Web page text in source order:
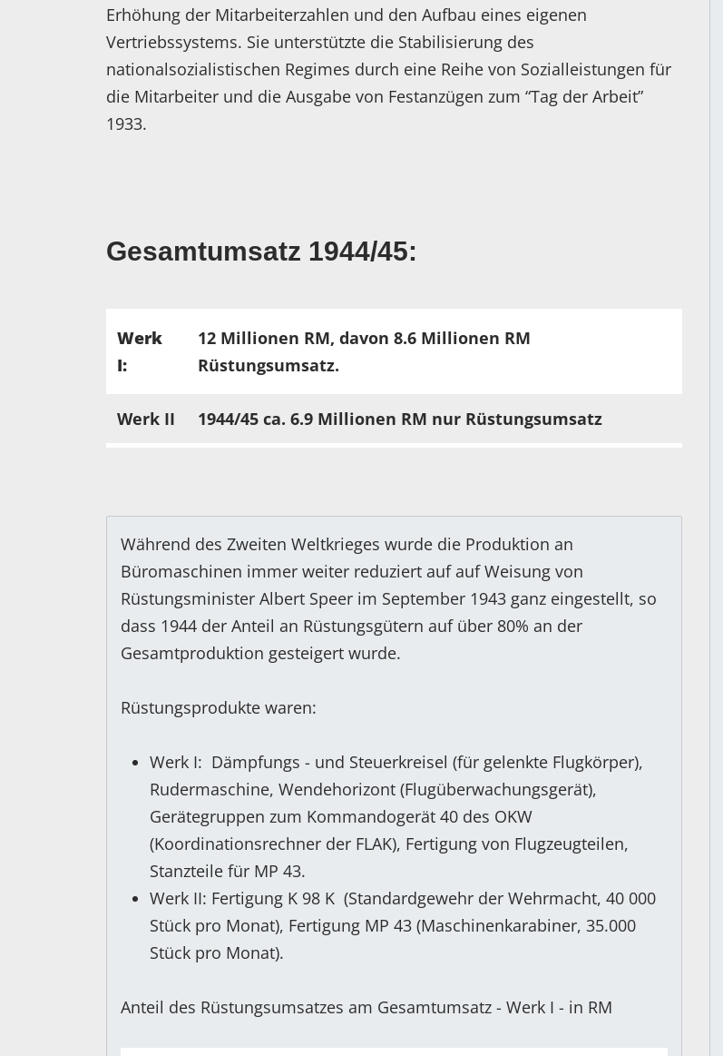
Erhöhung der Mitarbeiterzahlen und den Aufbau eines eigenen
Vertriebssystems. Sie unterstützte die Stabilisierung des
nationalsozialistischen Regimes durch eine Reihe von Sozialleistungen für
die Mitarbeiter und die Ausgabe von Festanzügen zum “Tag der Arbeit”
1933.
Gesamtumsatz 1944/45:
Werk
I:
12 Millionen RM, davon 8.6 Millionen RM
Rüstungsumsatz.
Werk II 1944/45 ca. 6.9 Millionen RM nur Rüstungsumsatz
Während des Zweiten Weltkrieges wurde die Produktion an
Büromaschinen immer weiter reduziert auf auf Weisung von
Rüstungsminister Albert Speer im September 1943 ganz eingestellt, so
dass 1944 der Anteil an Rüstungsgütern auf über 80% an der
Gesamtproduktion gesteigert wurde.
Rüstungsprodukte waren:
Werk I: Dämpfungs - und Steuerkreisel (für gelenkte Flugkörper),
Rudermaschine, Wendehorizont (Flugüberwachungsgerät),
Gerätegruppen zum Kommandogerät 40 des OKW
(Koordinationsrechner der FLAK), Fertigung von Flugzeugteilen,
Stanzteile für MP 43.
Werk II: Fertigung K 98 K (Standardgewehr der Wehrmacht, 40 000
Stück pro Monat), Fertigung MP 43 (Maschinenkarabiner, 35.000
Stück pro Monat).
Anteil des Rüstungsumsatzes am Gesamtumsatz - Werk I - in RM